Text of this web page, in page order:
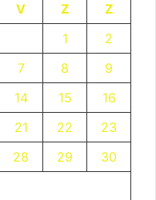
V Z
Z
1
2
7 8
9
14 15
16
21 22
23
28 29
30